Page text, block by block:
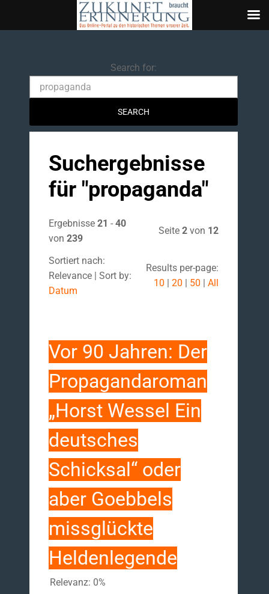
Search for:Search
Suchergebnisse
für "propaganda"
Ergebnisse 21 - 40
von 239
Seite 2von 12
Sortiert nach:
Relevance | Sort by:
Datum
Results per-page:
10 | 20 | 50 | All
Vor 90 Jahren: Der
Propagandaroman
„Horst Wessel Ein
deutsches
Schicksal“ oder
aber Goebbels
missglückte
Heldenlegende
Relevanz: 0%